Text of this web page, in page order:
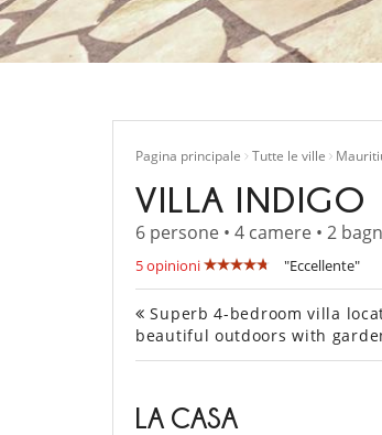
Pagina principale Tutte le ville
VILLA INDIGO
6 persone • 4 camere • 2
5 opinioni "Eccellente"
Superb 4-bedroom villa
beautiful outdoors with
LA CASA